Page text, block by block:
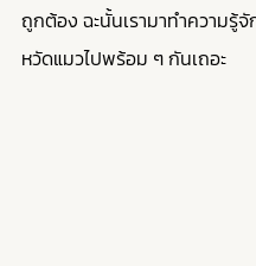
ถูกต้อง ฉะนั้นเรามาทำความรู้จั
หวัดแมวไปพร้อม ๆ กันเถอะ